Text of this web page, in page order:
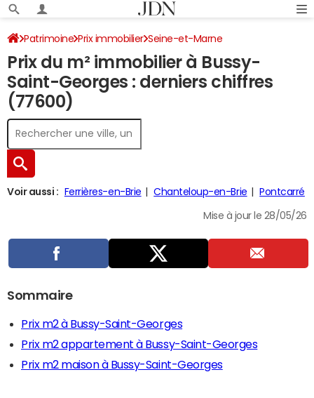
Patrimoine Prix immobilier Seine-et-Marne
Bussy-Saint-Georges
Prix du m² immobilier à Bussy-
Saint-Georges : derniers chiffres
(77600)
Voir aussi : Ferrières-en-Brie Chanteloup-en-Brie Pontcarré
Mise à jour le 28/05/26
Sommaire
Prix m2 à Bussy-Saint-Georges
Prix m2 appartement à Bussy-Saint-Georges
Prix m2 maison à Bussy-Saint-Georges